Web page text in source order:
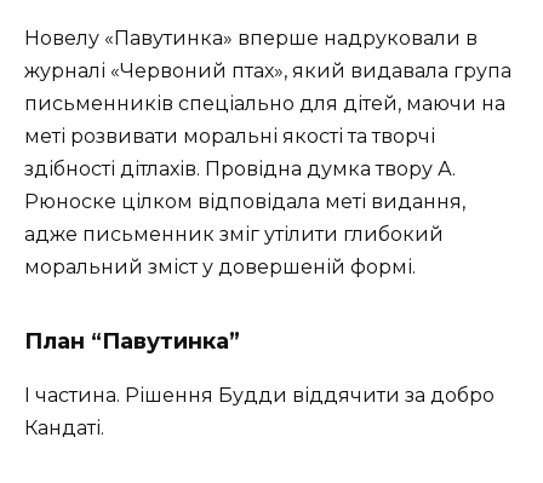
Новелу «Павутинка» вперше надруковали в
журналі «Червоний птах», який видавала група
письменників спеціально для дітей, маючи на
меті розвивати моральні якості та творчі
здібності дітлахів. Провідна думка твору А.
Рюноске цілком відповідала меті видання,
адже письменник зміг утілити глибокий
моральний зміст у довершеній формі.
План “Павутинка”
І частина. Рішення Будди віддячити за добро
Кандаті.